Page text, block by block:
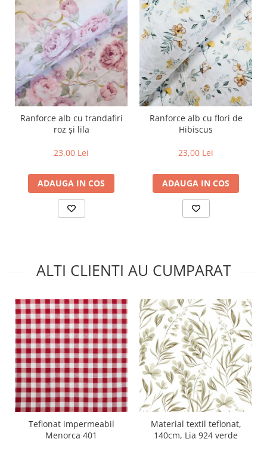
Ranforce alb cu trandafiri
roz și lila
23,00 Lei
ADAUGA IN COS
Ranforce alb cu flori de
Hibiscus
23,00 Lei
ADAUGA IN COS
ALTI CLIENTI AU CUMPARAT
Teflonat impermeabil
Menorca 401
Material textil teflonat,
140cm, Lia 924 verde